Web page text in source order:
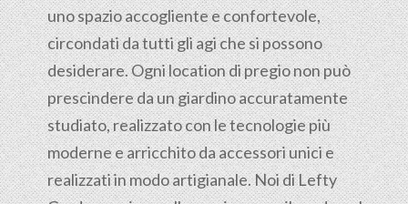
uno spazio accogliente e confortevole,
circondati da tutti gli agi che si possono
desiderare. Ogni location di pregio non può
prescindere da un giardino accuratamente
studiato, realizzato con le tecnologie più
moderne e arricchito da accessori unici e
realizzati in modo artigianale. Noi di Lefty